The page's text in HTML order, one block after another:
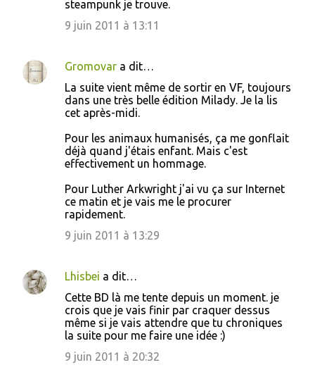
steampunk je trouve.
9 juin 2011 à 13:11
Gromovar a dit…
La suite vient même de sortir en VF, toujours
dans une très belle édition Milady. Je la lis
cet après-midi.
Pour les animaux humanisés, ça me gonflait
déjà quand j'étais enfant. Mais c'est
effectivement un hommage.
Pour Luther Arkwright j'ai vu ça sur Internet
ce matin et je vais me le procurer
rapidement.
9 juin 2011 à 13:29
Lhisbei a dit…
Cette BD là me tente depuis un moment. je
crois que je vais finir par craquer dessus
même si je vais attendre que tu chroniques
la suite pour me faire une idée :)
9 juin 2011 à 20:32